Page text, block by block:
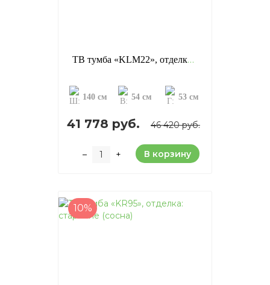
ТВ тумба «KLM22», отделка: старение (сосна)
140 см 54 см 53 см
41 778 руб. 46 420 руб.
– + В корзину
10%